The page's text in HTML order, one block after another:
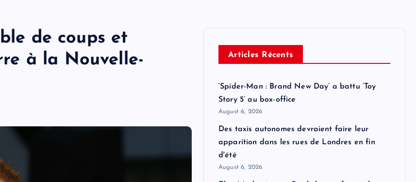
de coups et
à la Nouvelle-
Articles Récents
‘Spider-Man : Brand New Day’ a battu ‘Toy
Story 5’ au box-office
August 6, 2026
Des taxis autonomes devraient faire leur
apparition dans les rues de Londres en fin
d'été
August 6, 2026